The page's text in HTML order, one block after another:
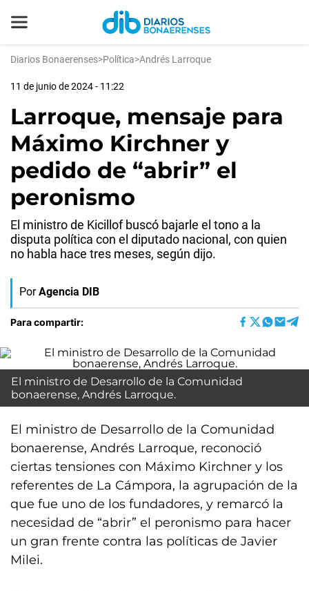
Diarios Bonaerenses>Política>Andrés Larroque
11 de junio de 2024 - 11:22
Larroque, mensaje para
Máximo Kirchner y
pedido de “abrir” el
peronismo
El ministro de Kicillof buscó bajarle el tono a la
disputa política con el diputado nacional, con quien
no habla hace tres meses, según dijo.
Por Agencia DIB
Para compartir:
El ministro de Desarrollo de la Comunidad
bonaerense, Andrés Larroque.
El ministro de Desarrollo de la Comunidad
bonaerense, Andrés Larroque, reconoció
ciertas tensiones con Máximo Kirchner y los
referentes de La Cámpora, la agrupación de la
que fue uno de los fundadores, y remarcó la
necesidad de “abrir” el peronismo para hacer
un gran frente contra las políticas de Javier
Milei.